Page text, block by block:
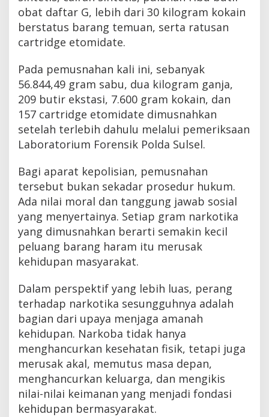
obat daftar G, lebih dari 30 kilogram kokain
berstatus barang temuan, serta ratusan
cartridge etomidate.
Pada pemusnahan kali ini, sebanyak
56.844,49 gram sabu, dua kilogram ganja,
209 butir ekstasi, 7.600 gram kokain, dan
157 cartridge etomidate dimusnahkan
setelah terlebih dahulu melalui pemeriksaan
Laboratorium Forensik Polda Sulsel.
Bagi aparat kepolisian, pemusnahan
tersebut bukan sekadar prosedur hukum.
Ada nilai moral dan tanggung jawab sosial
yang menyertainya. Setiap gram narkotika
yang dimusnahkan berarti semakin kecil
peluang barang haram itu merusak
kehidupan masyarakat.
Dalam perspektif yang lebih luas, perang
terhadap narkotika sesungguhnya adalah
bagian dari upaya menjaga amanah
kehidupan. Narkoba tidak hanya
menghancurkan kesehatan fisik, tetapi juga
merusak akal, memutus masa depan,
menghancurkan keluarga, dan mengikis
nilai-nilai keimanan yang menjadi fondasi
kehidupan bermasyarakat.